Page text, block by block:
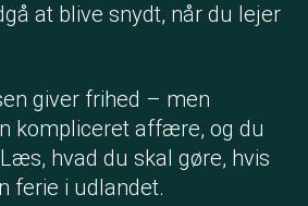
at blive snydt, når du lejer
giver frihed – men
kompliceret affære, og du
hvad du skal gøre, hvis
ferie i udlandet.